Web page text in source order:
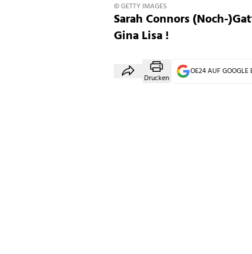
© GETTY IMAGES
Sarah Connors (Noch-
Gina Lisa !
Drucken
OE24 AUF GOOGLE